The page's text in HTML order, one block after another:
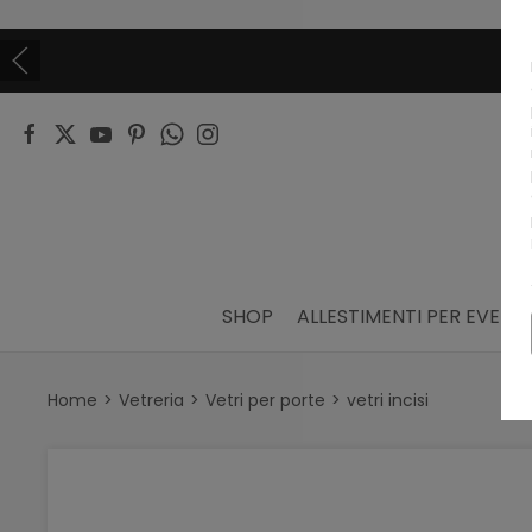
SHOP ALLESTIMENTI PER EVENTI
Home Vetreria Vetri per porte vetri incisi